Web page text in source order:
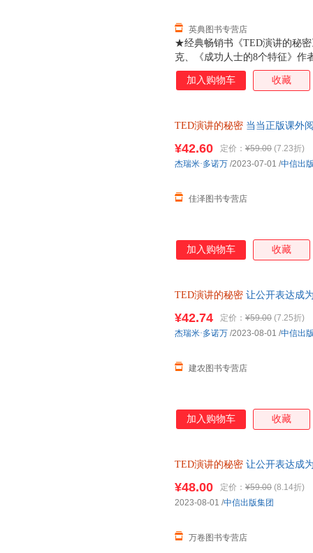
★经典畅销书《TED演讲的秘
克、《成功人士的8个特征》
TEDx大会组织者和演讲者、高
过10000小时演讲练习的经验
打动人心，怎样表达才能快速
不止关于演讲 如何克服讲话时
感人至深的致辞？如何做一场
英典图书专营店
加入购物车 收藏
TED演讲的秘密 当当正版课外
¥42.60 定价： ¥59.00 (7.23折)
佳泽图书专营店
杰瑞米·多诺万 /2023-07-01 /中信出
加入购物车 收藏
TED演讲的秘密 让公开表达成
¥42.74 定价： ¥59.00 (7.25折)
建农图书专营店
杰瑞米·多诺万 /2023-08-01 /中信出
加入购物车 收藏
TED演讲的秘密 让公开表达成
电子发票！幼儿童书培养亲子
¥48.00 定价： ¥59.00 (8.14折)
万卷图书专营店
2023-08-01 /中信出版集团